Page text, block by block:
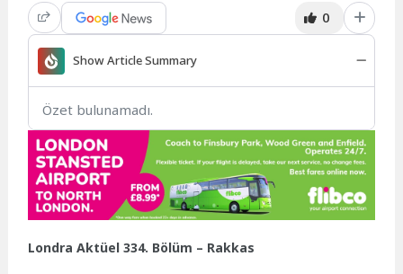
0
Show Article Summary
Özet bulunamadı.
Londra Aktüel 334. Bölüm – Rakkas